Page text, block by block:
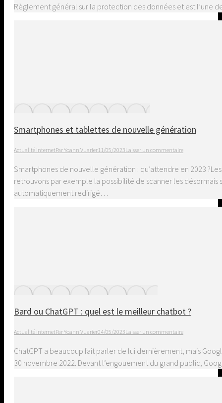
Règlement général sur la protection des données et est l’une
Smartphones et tablettes de nouvelle génération
Actualité internetParYoann Vuarier11/05/2023Laisser un commentaire
Smartphones de nouvelle génération : qu’attendre en 2023
retrouvons par exemple la possibilité de scanner les
automatiquement redirigé…
Bard ou ChatGPT : quel est le meilleur chatbot ?
Actualité internetParYoann Vuarier04/05/2023Laisser un commentaire
ChatGPT a beaucoup fait parler de lui dernièrement, mais
30 novembre 2022. Devant l’engouement du grand public,